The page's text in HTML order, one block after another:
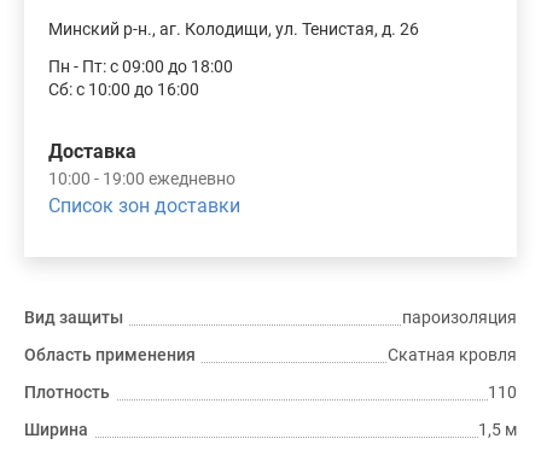
Вид защиты
пароизоляция
Область применения
Скатная кровля
Плотность
110
Ширина
1,5 м
Минский р-н., аг. Колодищи, ул. Тенистая, д. 26
Пн - Пт: с 09:00 до 18:00
Сб: с 10:00 до 16:00
Доставка
10:00 - 19:00 ежедневно
Список зон доставки